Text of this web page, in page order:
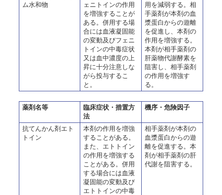
ム水和物
ェニトインの作用
を増強することが
ある。併用する場
合には血液凝固能
の変動及びフェニ
トインの中毒症状
又は血中濃度の上
昇に十分注意しな
がら投与するこ
と。
用を減弱する。相
手薬剤が本剤の血
漿蛋白からの遊離
を促進し、本剤の
作用を増強する。
本剤が相手薬剤の
肝薬物代謝酵素を
阻害し、相手薬剤
の作用を増強す
る。
薬剤名等
臨床症状・措置方
法
機序・危険因子
抗てんかん剤エト
トイン
本剤の作用を増強
することがある。
また、エトトイン
の作用を増強する
ことがある。併用
する場合には血液
凝固能の変動及び
エトトインの中毒
相手薬剤が本剤の
血漿蛋白からの遊
離を促進する。本
剤が相手薬剤の肝
代謝を阻害する。